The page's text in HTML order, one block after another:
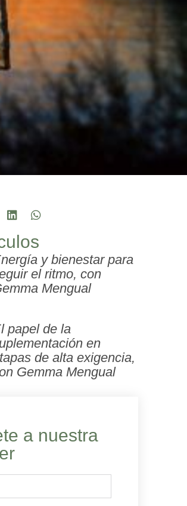
y bienestar para
el ritmo, con
Mengual
papel de la
en
de alta exigencia,
Gemma Mengual
a nuestra